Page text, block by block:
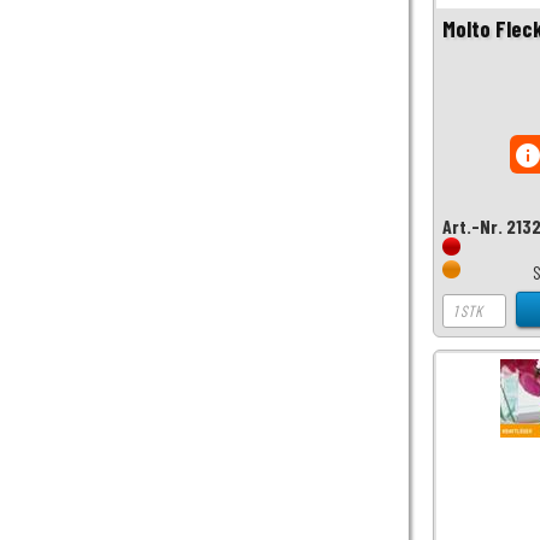
Molto
Art.-Nr.